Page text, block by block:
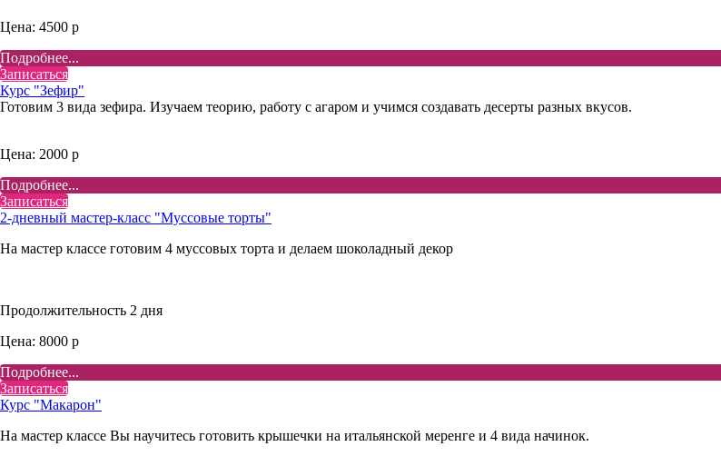
Цена: 4500 р
Подробнее...
Записаться
Курс "Зефир"
Готовим 3 вида зефира. Изучаем теорию, работу с агаром и учимся создавать десерты разных вкусов.
Цена: 2000 р
Подробнее...
Записаться
2-дневный мастер-класс "Муссовые торты"
На мастер классе готовим 4 муссовых торта и делаем шоколадный декор
Продолжительность 2 дня
Цена: 8000 р
Подробнее...
Записаться
Курс "Макарон"
На мастер классе Вы научитесь готовить крышечки на итальянской меренге и 4 вида начинок.